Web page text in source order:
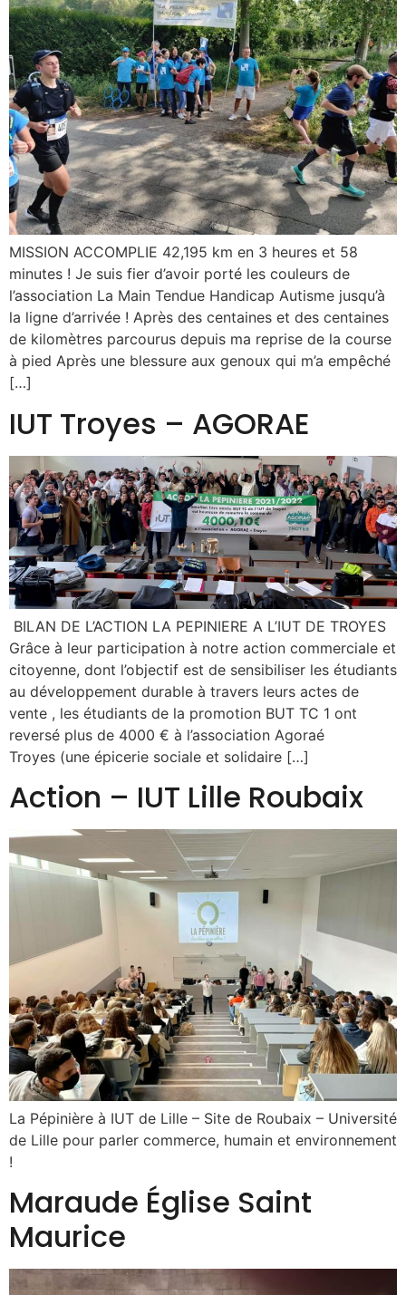
MISSION ACCOMPLIE 42,195 km en 3 heures et 58
minutes ! Je suis fier d’avoir porté les couleurs de
l’association La Main Tendue Handicap Autisme jusqu’à
la ligne d’arrivée ! Après des centaines et des centaines
de kilomètres parcourus depuis ma reprise de la course
à pied Après une blessure aux genoux qui m’a empêché
[…]
IUT Troyes – AGORAE
BILAN DE L’ACTION LA PEPINIERE A L’IUT DE TROYES
Grâce à leur participation à notre action commerciale et
citoyenne, dont l’objectif est de sensibiliser les étudiants
au développement durable à travers leurs actes de
vente , les étudiants de la promotion BUT TC 1 ont
reversé plus de 4000 € à l’association Agoraé
Troyes (une épicerie sociale et solidaire […]
Action – IUT Lille Roubaix
La Pépinière à IUT de Lille – Site de Roubaix – Université
de Lille pour parler commerce, humain et environnement
!
Maraude Église Saint
Maurice